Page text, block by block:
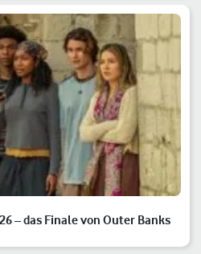
– das Finale von Outer Banks